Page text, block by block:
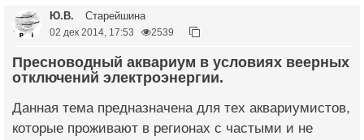
Ю.В. Старейшина
02 дек 2014, 17:53 2539
Пресноводный аквариум в условиях веерных
отключений электроэнергии.
Данная тема предназначена для тех аквариумистов,
которые проживают в регионах с частыми и не